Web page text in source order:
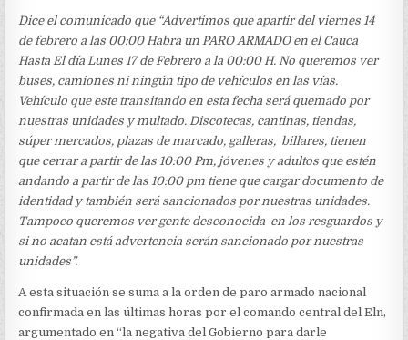
Dice el comunicado que “Advertimos que apartir del viernes 14
de febrero a las 00:00 Habra un PARO ARMADO en el Cauca
Hasta El día Lunes 17 de Febrero a la 00:00 H. No queremos ver
buses, camiones ni ningún tipo de vehículos en las vías.
Vehículo que este transitando en esta fecha será quemado por
nuestras unidades y multado. Discotecas, cantinas, tiendas,
súper mercados, plazas de marcado, galleras, billares, tienen
que cerrar a partir de las 10:00 Pm, jóvenes y adultos que estén
andando a partir de las 10:00 pm tiene que cargar documento de
identidad y también será sancionados por nuestras unidades.
Tampoco queremos ver gente desconocida en los resguardos y
si no acatan está advertencia serán sancionado por nuestras
unidades”.
A esta situación se suma a la orden de paro armado nacional
confirmada en las últimas horas por el comando central del Eln,
argumentado en “la negativa del Gobierno para darle